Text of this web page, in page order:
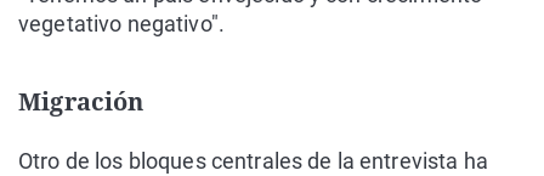
vegetativo negativo".
Migración
Otro de los bloques centrales de la entrevista ha